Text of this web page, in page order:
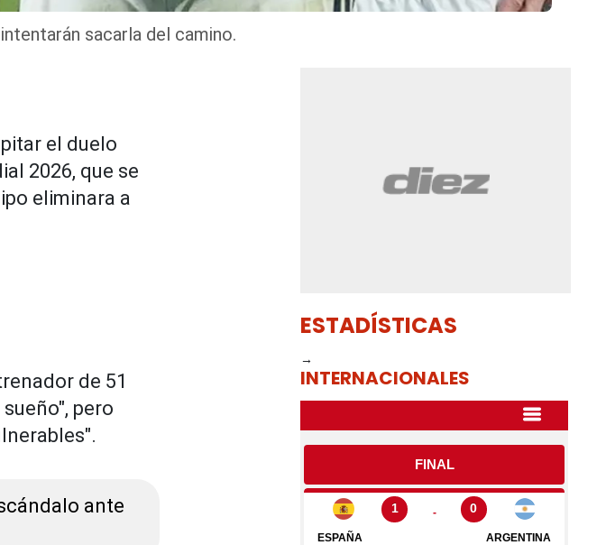
sacarla del camino.
el duelo
2026, que se
eliminara a
de 51
pero
ante
ESTADÍSTICAS
→
INTERNACIONALES